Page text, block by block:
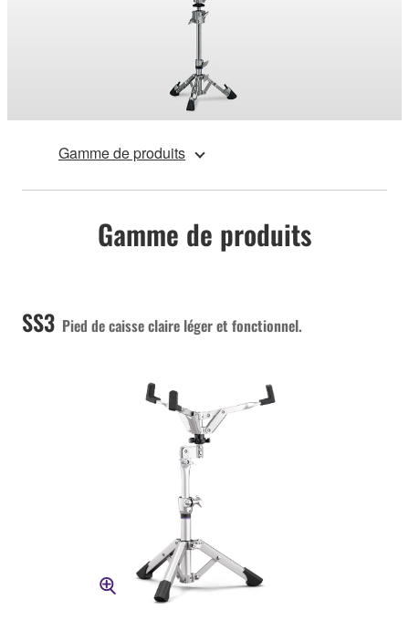
Gamme de produits
Gamme de produits
SS3 Pied de caisse claire léger et fonctionnel.